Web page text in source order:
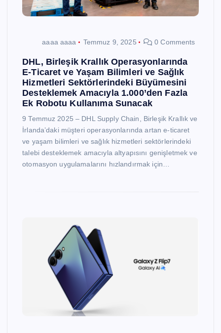
aaaa aaaa Temmuz 9, 2025 0 Comments
DHL, Birleşik Krallık Operasyonlarında
E-Ticaret ve Yaşam Bilimleri ve Sağlık
Hizmetleri Sektörlerindeki Büyümesini
Desteklemek Amacıyla 1.000’den Fazla
Ek Robotu Kullanıma Sunacak
9 Temmuz 2025 – DHL Supply Chain, Birleşik Krallık ve
İrlanda’daki müşteri operasyonlarında artan e-ticaret
ve yaşam bilimleri ve sağlık hizmetleri sektörlerindeki
talebi desteklemek amacıyla altyapısını genişletmek ve
otomasyon uygulamalarını hızlandırmak için…